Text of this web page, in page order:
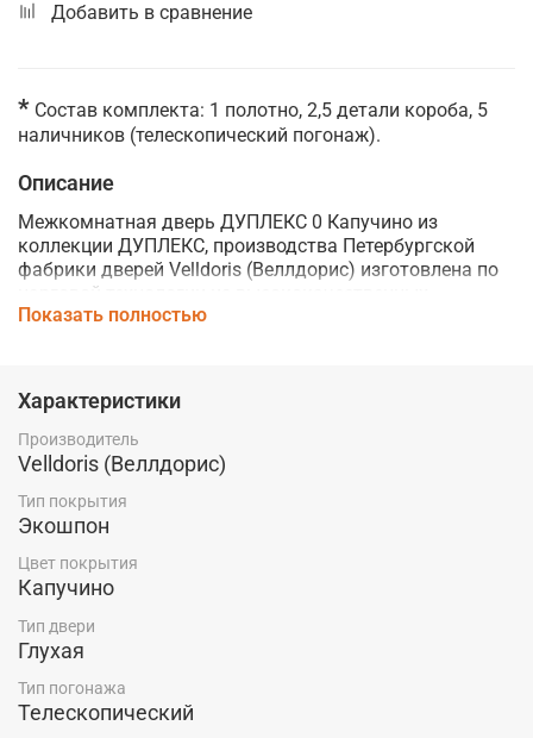
Добавить в сравнение
* Состав комплекта: 1 полотно, 2,5 детали короба, 5
наличников (телескопический погонаж).
Описание
Межкомнатная дверь ДУПЛЕКС 0 Капучино из
коллекции ДУПЛЕКС, производства Петербургской
фабрики дверей Velldoris (Веллдорис) изготовлена по
царговой технологии из высококачественных,
современных материалов.
хорошим выбором для любого помещения.
Телескопический тип погонажа обеспечивает простоту
установки.
Купить межкомнатную дверь ДУПЛЕКС 0 Капучино от
фабрики дверей
производителя со склада в Красноярске Вы можете в
магазине компании "Ярдеко".
Показать полностью
Характеристики
Производитель
Velldoris (Веллдорис)
Тип покрытия
Экошпон
Цвет покрытия
Капучино
Тип двери
Глухая
Тип погонажа
Телескопический